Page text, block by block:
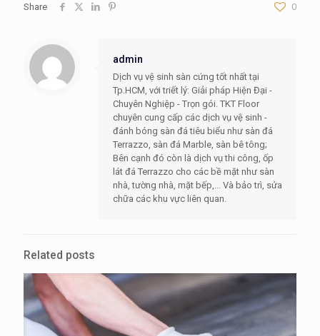
Share 0
admin
Dịch vụ vệ sinh sàn cứng tốt nhất tại
Tp.HCM, với triết lý: Giải pháp Hiện Đại -
Chuyên Nghiệp - Trọn gói. TKT Floor
chuyên cung cấp các dịch vụ vệ sinh -
đánh bóng sàn đá tiêu biểu như sàn đá
Terrazzo, sàn đá Marble, sàn bê tông;
Bên cạnh đó còn là dịch vụ thi công, ốp
lát đá Terrazzo cho các bề mặt như sàn
nhà, tường nhà, mặt bếp,... Và bảo trì, sửa
chữa các khu vực liên quan.
Related posts